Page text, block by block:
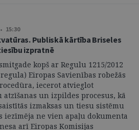
15:30
Publiskā kārtība Briseles
izpratnē
kopš ar Regulu 1215/2012
Eiropas Savienības robežās
iecerot atvieglot
un izpildes procesus, kā
izmaksas un tiesu sistēmu
iezīmēja ne vien apaļu dokumenta
arī Eiropas Komisijas